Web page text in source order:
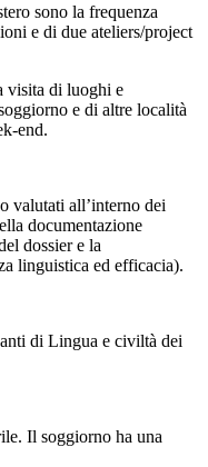
sono la frequenza
e di due ateliers/project
visita di luoghi e
e di altre località
end.
valutati all’interno dei
documentazione
dossier e la
linguistica ed efficacia).
di Lingua e civiltà dei
Il soggiorno ha una